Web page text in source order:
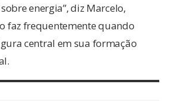
energia”, diz Marcelo,
faz frequentemente quando
central em sua formação